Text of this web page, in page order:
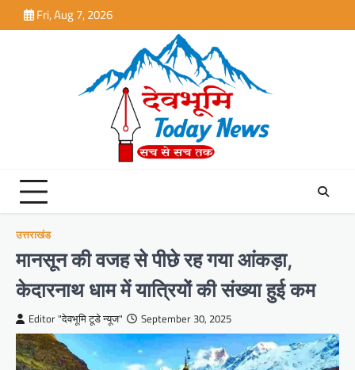
to
Fri, Aug 7, 2026
उत्तराखंड
मानसून की वजह से पीछे रह गया आंकड़ा,
केदारनाथ धाम में यात्रियों की संख्या हुई कम
Editor "देवभूमि टूडे न्यूज" September 30, 2025